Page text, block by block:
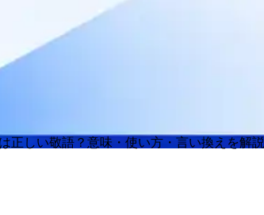
正しい敬語？意味・使い方・言い換えを解説